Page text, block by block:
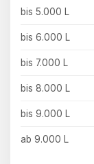
bis 5.000 L
bis 6.000 L
bis 7.000 L
bis 8.000 L
bis 9.000 L
ab 9.000 L